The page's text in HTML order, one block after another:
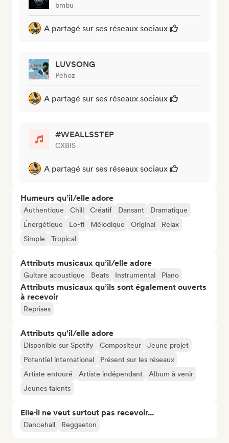
bmbu
A partagé sur ses réseaux sociaux
LUVSONG
Pehoz
A partagé sur ses réseaux sociaux
#WEALLSSTEP
CXBIS
A partagé sur ses réseaux sociaux
Humeurs qu’il/elle adore
Authentique Chill Créatif Dansant
Dramatique
Énergétique
Lo-fi Mélodique Original
Relax
Simple
Tropical
Attributs musicaux qu’il/elle adore
Guitare acoustique Beats Instrumental Piano
Attributs musicaux qu’ils sont également ouverts
à recevoir
Reprises
Attributs qu'il/elle adore
Disponible sur Spotify Compositeur
Jeune projet
Potentiel international
Présent sur les réseaux
Artiste entouré
Artiste indépendant
Album à venir
Jeunes talents
Elle·il ne veut surtout pas recevoir...
Dancehall Reggaeton